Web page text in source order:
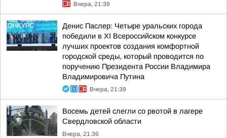
Вчера, 21:39
Денис Паслер: Четыре уральских города
победили в XI Всероссийском конкурсе
лучших проектов создания комфортной
городской среды, который проводится по
поручению Президента России Владимира
Владимировича Путина
Вчера, 21:39
Восемь детей слегли со рвотой в лагере
Свердловской области
Вчера, 21:36